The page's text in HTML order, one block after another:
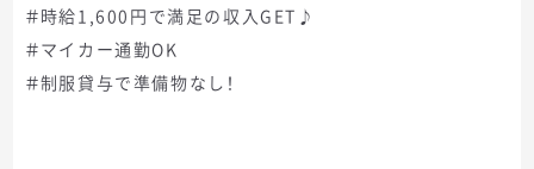
＃時給1,600円で満足の収入GET♪
＃マイカー通勤OK
＃制服貸与で準備物なし！